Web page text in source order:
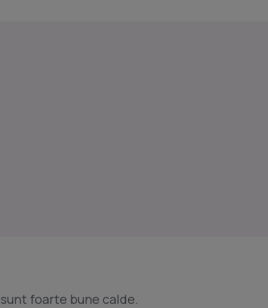
sunt foarte bune calde.